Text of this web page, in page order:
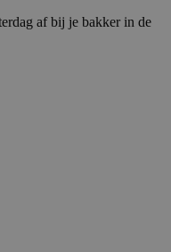
af bij je bakker in de